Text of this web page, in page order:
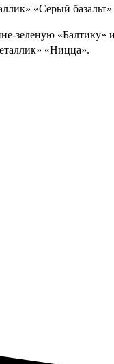
«Серый
зеленую «Балтику»
«Ницца».